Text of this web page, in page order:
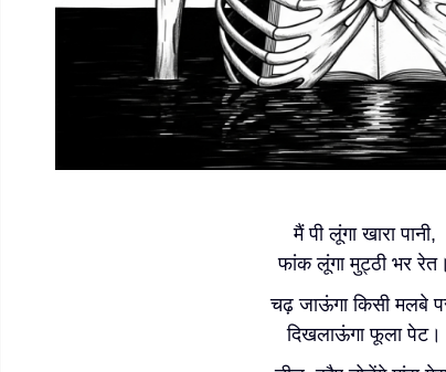
मैं पी लूंगा खारा पानी,
फांक लूंगा मुट्ठी भर
चढ़ जाऊंगा किसी मलबे
दिखलाऊंगा फूला पेट।